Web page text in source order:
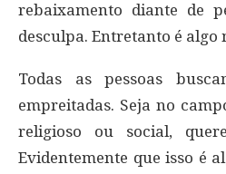
rebaixamento diante de
desculpa. Entretanto é algo
Todas as pessoas
empreitadas. Seja no
religioso ou social,
Evidentemente que isso é